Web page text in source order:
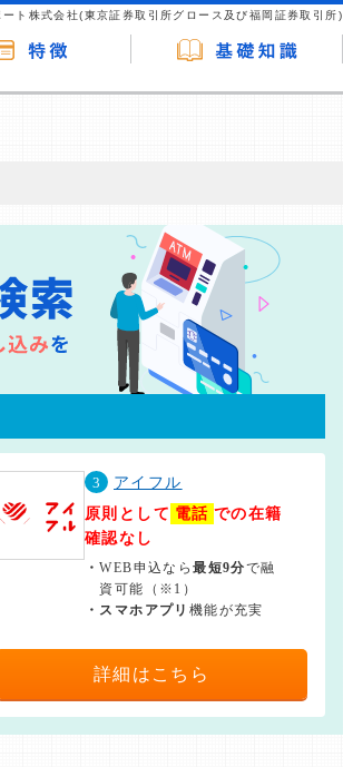
ト株式会社(東京証券取引所グロース及び福岡証券取引所)
ではなく、当編集部の調査／ユーザーへの口コ
3
アイフル
原則として 電話 での在籍
確認なし
・WEB申込なら最短9分で融
資可能（※1）
・ スマホアプリ 機能が充実
詳細はこちら